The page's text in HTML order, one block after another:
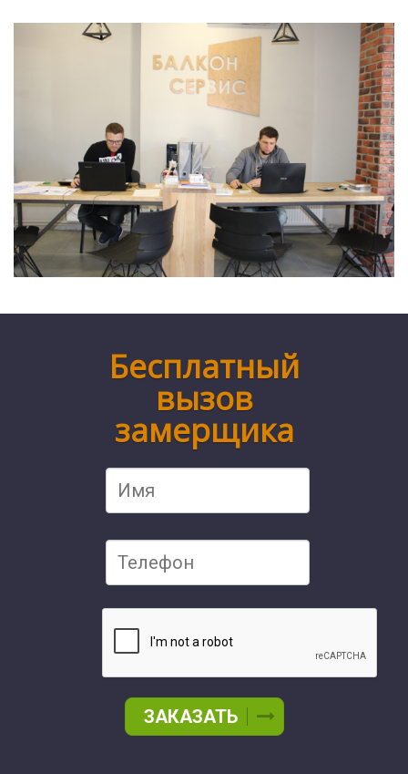
Бесплатный
вызов
замерщика
ЗАКАЗАТЬ